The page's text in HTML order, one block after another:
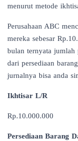
menurut metode
Perusahaan ABC
mereka sebesar
bulan ternyata jumlah
dari persediaan
jurnalnya bisa anda
Ikhtisar L/R
Rp.10.000.000
Persediaan Barang